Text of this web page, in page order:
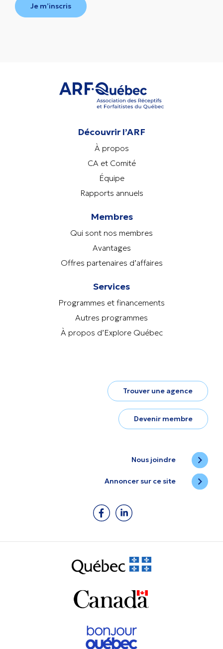
Je m’inscris
Découvrir l’ARF
À propos
CA et Comité
Équipe
Rapports annuels
Membres
Qui sont nos membres
Avantages
Offres partenaires d’affaires
Services
Programmes et financements
Autres programmes
À propos d’Explore Québec
Trouver une agence
Devenir membre
Nous joindre
Annoncer sur ce site